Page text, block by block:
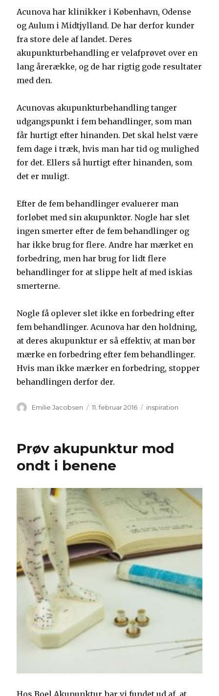
Acunova har klinikker i København, Odense
og Aulum i Midtjylland. De har derfor kunder
fra store dele af landet. Deres
akupunkturbehandling er velafprøvet over en
lang årerække, og de har rigtig gode resultater
med den.
Acunovas akupunkturbehandling tanger
udgangspunkt i fem behandlinger, som man
får hurtigt efter hinanden. Det skal helst være
fem dage i træk, hvis man har tid og mulighed
for det. Ellers så hurtigt efter hinanden, som
det er muligt.
Efter de fem behandlinger evaluerer man
forløbet med sin akupunktør. Nogle har slet
ingen smerter efter de fem behandlinger og
har ikke brug for flere. Andre har mærket en
forbedring, men har brug for lidt flere
behandlinger for at slippe helt af med iskias
smerterne.
Nogle få oplever slet ikke en forbedring efter
fem behandlinger. Acunova har den holdning,
at deres akupunktur er så effektiv, at man bør
mærke en forbedring efter fem behandlinger.
Hvis man ikke mærker en forbedring, stopper
behandlingen derfor der.
Forfatter
Emilie Jacobsen Udgivet
11. februar 2016 Kategorier
inspiration
Prøv akupunktur mod
ondt i benene
Hos Boel Akupunktur har vi fundet ud af, at